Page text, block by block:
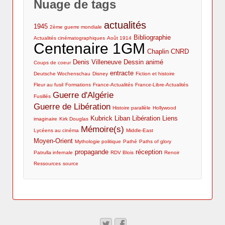
revues
guerre d'Algérie
Nuage de tags
1945 2ème guerre mondiale actualités
Actualités cinématographiques Août 1914 Bibliographie
Centenaire 1GM Chaplin CNRD
Coups de coeur Denis Villeneuve Dessin animé
Deutsche Wochenschau Disney entracte Fiction et histoire
Fleur au fusil Formations France-Actualités France-Libre-Actualités
Fusillés Guerre d'Algérie
Guerre de Libération Histoire parallèle Hollywood
imaginaire Kirk Douglas Kubrick Liban Libération Liens
Lycéens au cinéma Mémoire(s) Middle-East
Moyen-Orient Mythologie politique Pathé Paths of glory
Patrulla infernale propagande RDV Blois réception Renoir
Ressources source